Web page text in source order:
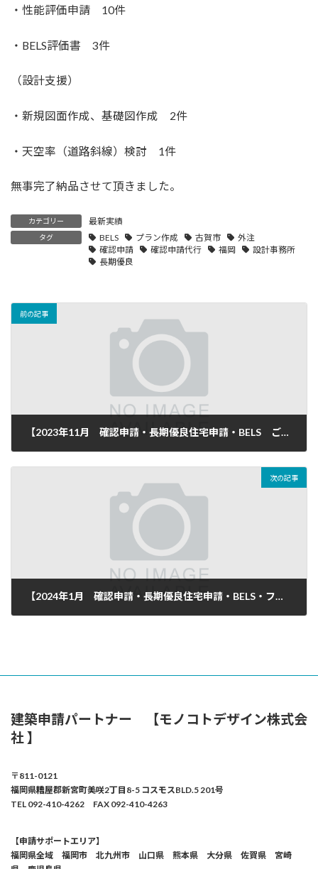
・性能評価申請 10件
・BELS評価書 3件
（設計支援）
・新規図面作成、基礎図作成 2件
・天空率（道路斜線）検討 1件
無事完了納品させて頂きました。
カテゴリー 最新実績
タグ BELS プラン作成 古賀市
外注
確認申請
確認申請代行 福岡
設計事務所
長期優良
前の記事
【2023年11月 確認申請・長期優良住宅申請・BELS ご依頼頂き完了致しました】
次の記事
【2024年1月 確認申請・長期優良住宅申請・BELS・フラット35 ご依頼頂き完了致しました】
建築申請パートナー 【モノコトデザイン株式会
社 】
〒811-0121
福岡県糟屋郡新宮町美咲2丁目8-5 コスモスBLD.5 201号
TEL 092-410-4262 FAX 092-410-4263
【申請サポートエリア】
福岡県全域 福岡市 北九州市 山口県 熊本県 大分県 佐賀県 宮崎